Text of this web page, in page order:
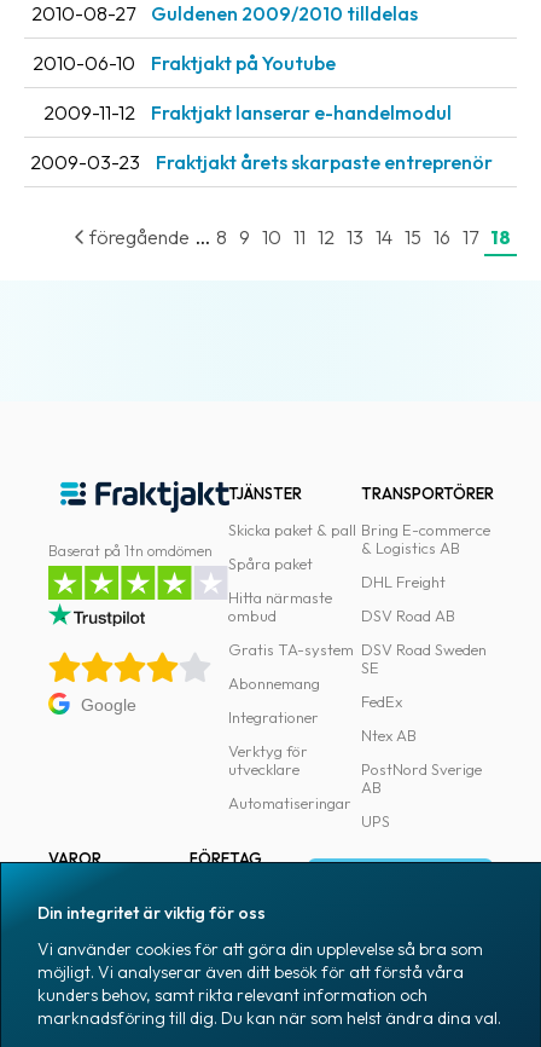
Kundtjänst
Om
företaget
Om
Pressrum
Kontakta
Villkor
villkor
Integritet
innehåll
2010-08-27 Guldenen 2009/2010 tilldelas
2010-06-10 Fraktjakt på Youtube
2009-11-12 Fraktjakt lanserar e-handelmodul
2009-03-23 Fraktjakt årets skarpaste entreprenör
föregående ... 8 9 10 11 12 13 14 15 16 17 18
Baserat på 1tn omdömen
Google
TJÄNSTER
Skicka paket & pall
Spåra paket
Hitta närmaste
ombud
Gratis TA-system
Abonnemang
Integrationer
Verktyg för
utvecklare
Automatiseringar
TRANSPORTÖRER
Bring E-commerce
& Logistics AB
DHL Freight
DSV Road AB
DSV Road Sweden
SE
FedEx
Ntex AB
PostNord Sverige
AB
UPS
VAROR
Märkning
Emballage
Emballagetillbehör
Kontorsvaror
FÖRETAG
Pressrum
Medarbetare
Jobb & karriär
Nyhetsarkiv
Skapa konto
Din integritet är viktig för oss
Vi använder cookies för att göra din upplevelse så bra som
möjligt. Vi analyserar även ditt besök för att förstå våra
kunders behov, samt rikta relevant information och
marknadsföring till dig. Du kan när som helst ändra dina val.